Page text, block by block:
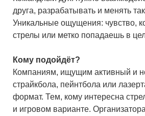
друга, разрабатывать и менять
Уникальные ощущения: чувство,
стрелы или метко попадаешь в
Кому подойдёт?
Компаниям, ищущим активный и
страйкбола, пейнтбола или
формат. Тем, кому интересна
и игровом варианте.